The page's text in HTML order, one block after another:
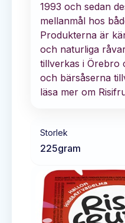
1993 och sedan
mellanmål hos
Produkterna är
och naturliga
tillverkas i Örebro
och bärsåserna
läsa mer om
Storlek
225gram